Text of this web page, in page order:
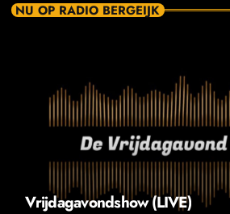
NU OP RADIO BERGEIJK
Vrijdagavondshow (LIVE)